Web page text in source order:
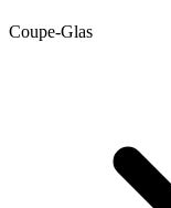
Coupe-Glas